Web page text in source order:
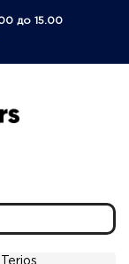
до 15.00
Terios